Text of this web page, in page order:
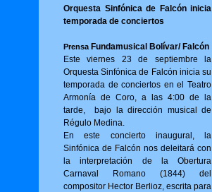
Orquesta Sinfónica de Falcón inicia
temporada de conciertos
PrensaFundamusical Bolívar/ Falcón
Este viernes 23 de septiembre la
Orquesta Sinfónica de Falcón inicia su
temporada de conciertos en el Teatro
Armonía de Coro, a las 4:00 de la
tarde, bajo la dirección musical de
Régulo Medina.
En este concierto inaugural, la
Sinfónica de Falcón nos deleitará con
la interpretación de la Obertura
Carnaval Romano (1844) del
compositor Hector Berlioz, escrita para